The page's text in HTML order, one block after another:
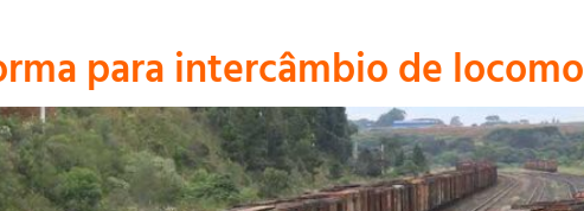
para intercâmbio de